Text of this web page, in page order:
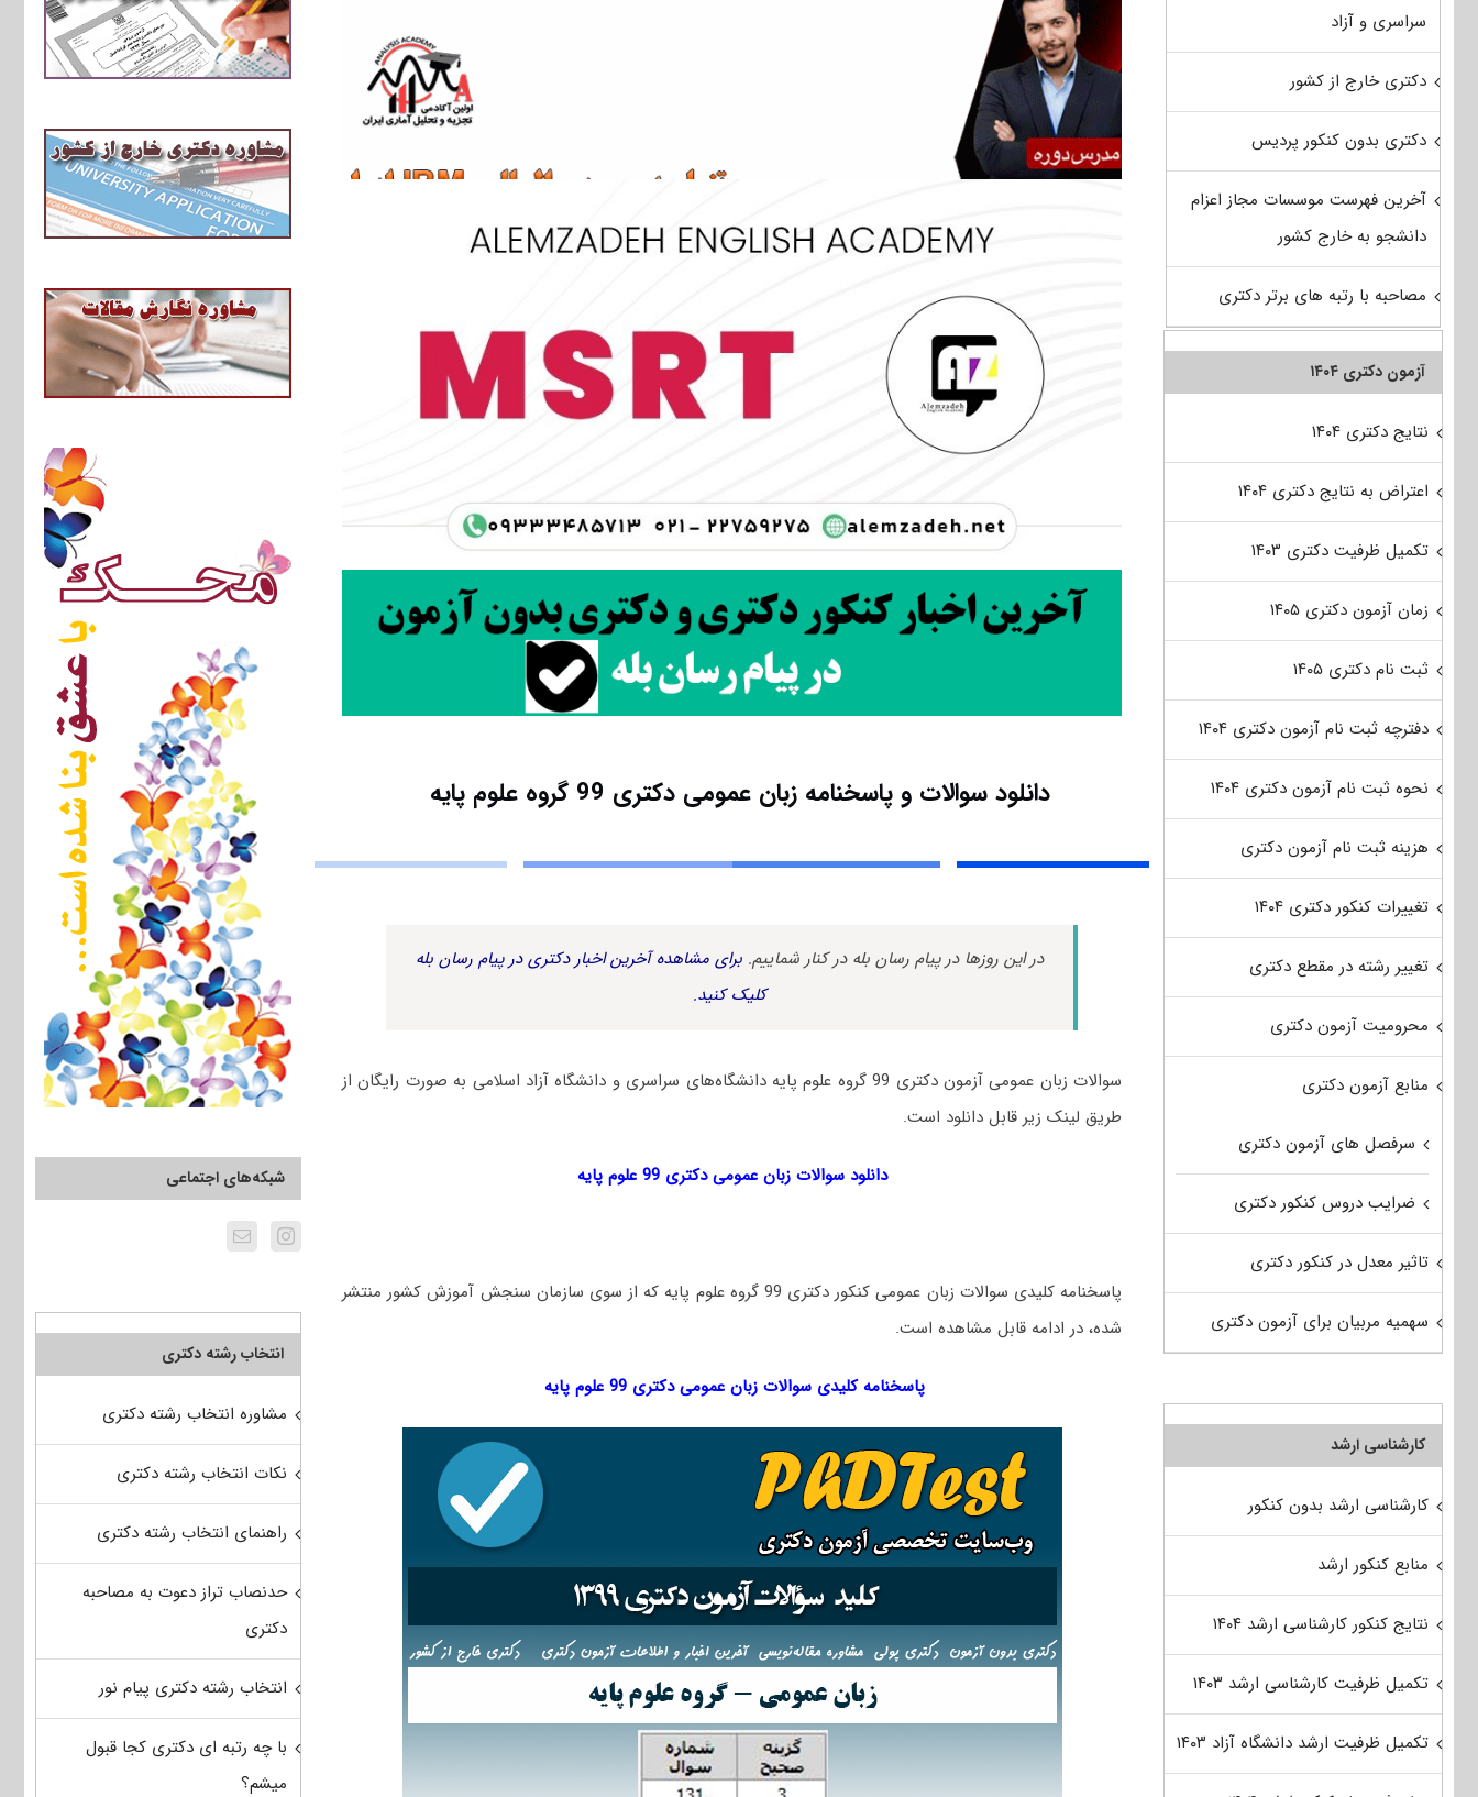
دانلود سوالات و پاسخنامه زبان عمومی دکتری 99 گروه علوم پایه
در این روزها در پیام رسان بله در کنار شماییم. برای مشاهده آخرین اخبار دکتری در پیام رسان بله
کلیک کنید.
سوالات زبان عمومی آزمون دکتری 99 گروه علوم پایه دانشگاه‌های سراسری و دانشگاه آزاد اسلامی به صورت رایگان از
طریق لینک زیر قابل دانلود است.
دانلود سوالات زبان عمومی دکتری 99 علوم پایه
پاسخنامه کلیدی سوالات زبان عمومی کنکور دکتری 99 گروه علوم پایه که از سوی سازمان سنجش آموزش کشور منتشر
شده، در ادامه قابل مشاهده است.
پاسخنامه کلیدی سوالات زبان عمومی دکتری 99 علوم پایه
شبکه‌های اجتماعی
انتخاب رشته دکتری
مشاوره انتخاب رشته دکتری
نکات انتخاب رشته دکتری
راهنمای انتخاب رشته دکتری
حدنصاب تراز دعوت به مصاحبه
دکتری
انتخاب رشته دکتری پیام نور
با چه رتبه ای دکتری کجا قبول
میشم؟
سراسری و آزاد
دکتری خارج از کشور
دکتری بدون کنکور پردیس
آخرین فهرست موسسات مجاز اعزام
دانشجو به خارج کشور
مصاحبه با رتبه های برتر دکتری
آزمون دکتری ۱۴۰۴
نتایج دکتری ۱۴۰۴
اعتراض به نتایج دکتری ۱۴۰۴
تکمیل ظرفیت دکتری ۱۴۰۳
زمان آزمون دکتری ۱۴۰۵
ثبت نام دکتری ۱۴۰۵
دفترچه ثبت نام آزمون دکتری ۱۴۰۴
نحوه ثبت نام آزمون دکتری ۱۴۰۴
هزینه ثبت نام آزمون دکتری
تغییرات کنکور دکتری ۱۴۰۴
تغییر رشته در مقطع دکتری
محرومیت آزمون دکتری
منابع آزمون دکتری
سرفصل های آزمون دکتری
ضرایب دروس کنکور دکتری
تاثیر معدل در کنکور دکتری
سهمیه مربیان برای آزمون دکتری
کارشناسی ارشد
کارشناسی ارشد بدون کنکور
منابع کنکور ارشد
نتایج کنکور کارشناسی ارشد ۱۴۰۴
تکمیل ظرفیت کارشناسی ارشد ۱۴۰۳
تکمیل ظرفیت ارشد دانشگاه آزاد ۱۴۰۳